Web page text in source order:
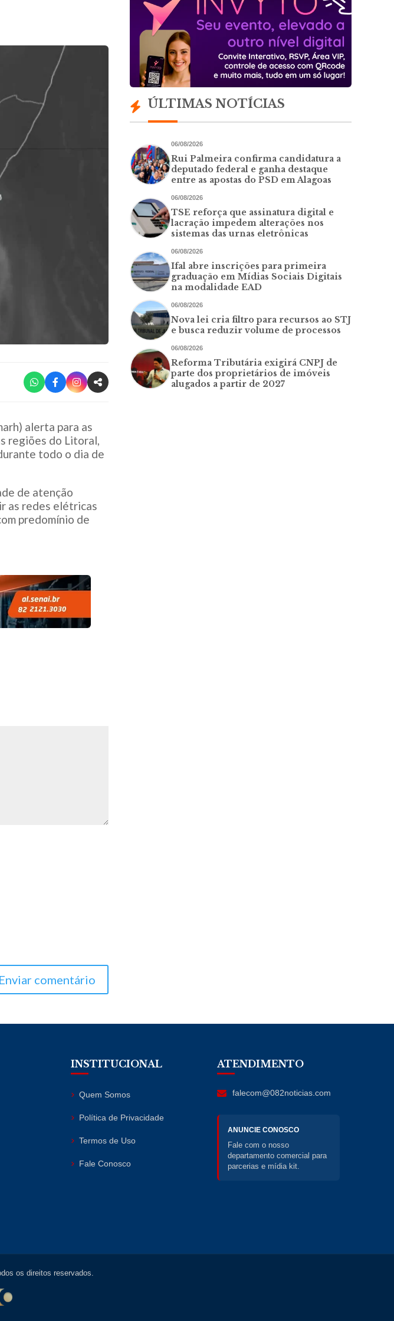
alerta para as
regiões do Litoral,
todo o dia de
de atenção
as redes elétricas
predomínio de
Enviar comentário
ÚLTIMAS NOTÍCIAS
06/08/2026
Rui Palmeira confirma candidatura a
deputado federal e ganha destaque
entre as apostas do PSD em Alagoas
06/08/2026
TSE reforça que assinatura digital e
lacração impedem alterações nos
sistemas das urnas eletrônicas
06/08/2026
Ifal abre inscrições para primeira
graduação em Mídias Sociais Digitais
na modalidade EAD
06/08/2026
Nova lei cria filtro para recursos ao STJ
e busca reduzir volume de processos
06/08/2026
Reforma Tributária exigirá CNPJ de
parte dos proprietários de imóveis
alugados a partir de 2027
INSTITUCIONAL
Quem Somos
Política de Privacidade
Termos de Uso
Fale Conosco
ATENDIMENTO
falecom@082noticias.com
ANUNCIE CONOSCO
Fale com o nosso
departamento comercial para
parcerias e mídia kit.
os direitos reservados.